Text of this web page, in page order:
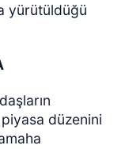
yürütüldüğü
düzenini